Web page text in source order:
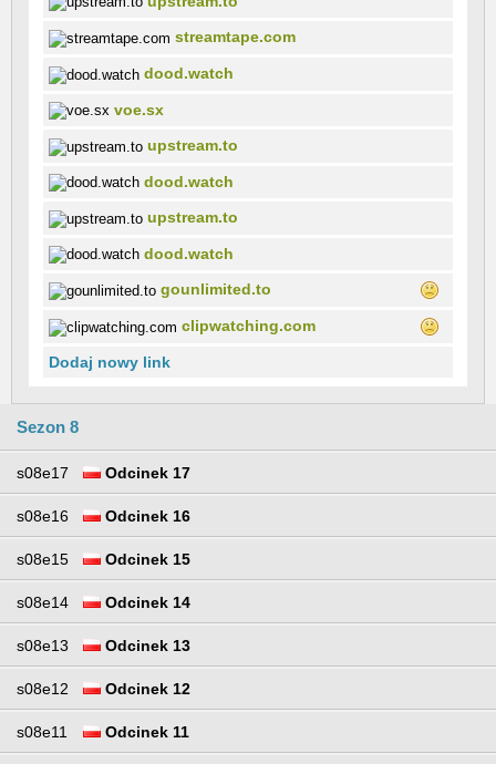
streamtape.com
dood.watch
voe.sx
upstream.to
dood.watch
upstream.to
dood.watch
gounlimited.to
clipwatching.com
Dodaj nowy link
Sezon 8
s08e17 Odcinek 17
s08e16 Odcinek 16
s08e15 Odcinek 15
s08e14 Odcinek 14
s08e13 Odcinek 13
s08e12 Odcinek 12
s08e11 Odcinek 11